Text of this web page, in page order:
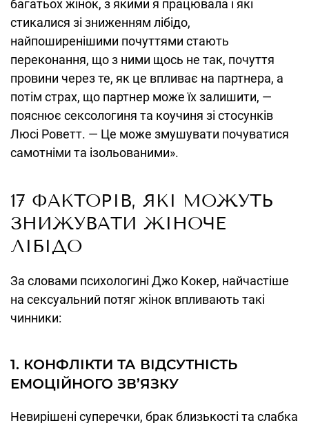
багатьох жінок, з якими я працювала і які
стикалися зі зниженням лібідо,
найпоширенішими почуттями стають
переконання, що з ними щось не так, почуття
провини через те, як це впливає на партнера, а
потім страх, що партнер може їх залишити, —
пояснює сексологиня та коучиня зі стосунків
Люсі Роветт. — Це може змушувати почуватися
самотніми та ізольованими».
17 ФАКТОРІВ, ЯКІ МОЖУТЬ
ЗНИЖУВАТИ ЖІНОЧЕ
ЛІБІДО
За словами психологині Джо Кокер, найчастіше
на сексуальний потяг жінок впливають такі
чинники:
1. КОНФЛІКТИ ТА ВІДСУТНІСТЬ
ЕМОЦІЙНОГО ЗВ’ЯЗКУ
Невирішені суперечки, брак близькості та слабка